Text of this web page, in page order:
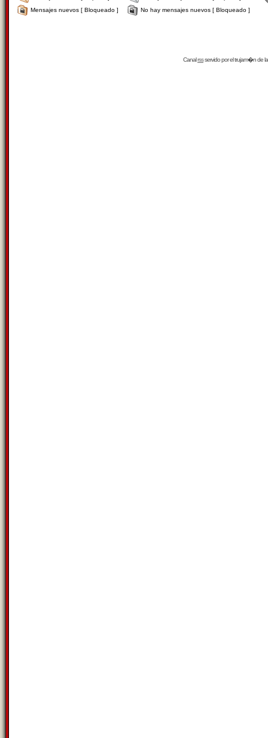
Mensajes nuevos [ Bloqueado ]
No hay mensajes nuevos [ Bloqueado ]
Canalrssservido por eltrujam�nde